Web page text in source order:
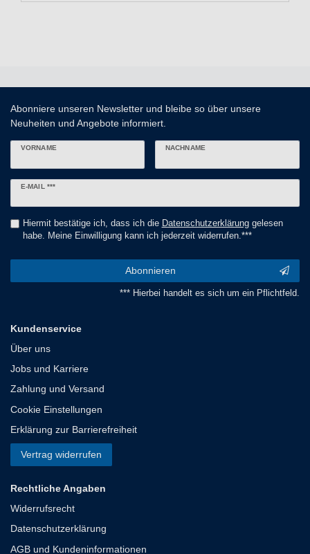
Abonniere unseren Newsletter und bleibe so über unsere
Neuheiten und Angebote informiert.
VORNAME NACHNAME
E-MAIL ***
Newsletter
Hiermit bestätige ich, dass ich die Daten­schutz­erklärunggelesen
habe. Meine Einwilligung kann ich jederzeit widerrufen.***
Abonnieren
*** Hierbei handelt es sich um ein Pflichtfeld.
Kundenservice
Über uns
Jobs und Karriere
Zahlung und Versand
Cookie Einstellungen
Erklärung zur Barrierefreiheit
Vertrag widerrufen
Rechtliche Angaben
Widerrufsrecht
Datenschutzerklärung
AGB und Kundeninformationen